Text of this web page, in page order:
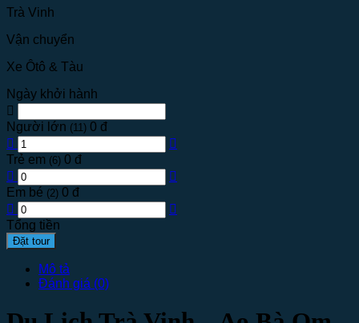
Trà Vinh
Vận chuyển
Xe Ôtô & Tàu
Ngày khởi hành
Người lớn (11) 0 đ
Trẻ em (6) 0 đ
Em bé (2) 0 đ
Tổng tiền
Đặt tour
Mô tả
Đánh giá (0)